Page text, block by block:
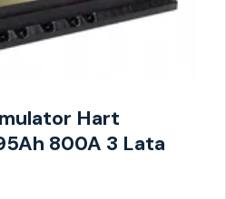
Hart
800A 3 Lata